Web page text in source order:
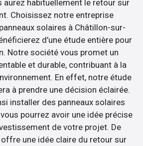
aurez habituellement le retour sur
Choisissez notre entreprise
solaires à Châtillon-sur-
d’une étude entière pour
Notre société vous promet un
et durable, contribuant à la
En effet, notre étude
à prendre une décision éclairée.
installer des panneaux solaires
pourrez avoir une idée précise
de votre projet. De
une idée claire du retour sur